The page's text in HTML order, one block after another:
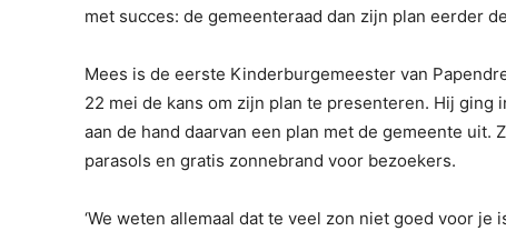
met succes: de gemeenteraad dan zijn plan eerder
Mees is de eerste Kinderburgemeester van
22 mei de kans om zijn plan te presenteren. Hij
aan de hand daarvan een plan met de gemeente
parasols en gratis zonnebrand voor bezoekers.
‘We weten allemaal dat te veel zon niet goed voor